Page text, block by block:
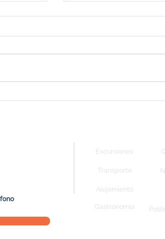
Excursiones
Transporte
Alojamiento
Gastronomía